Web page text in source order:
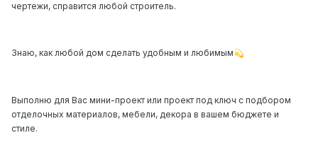
чертежи, справится любой строитель.
Знаю, как любой дом сделать удобным и любимым💫
Выполню для Вас мини-проект или проект под ключ с подбором
отделочных материалов, мебели, декора в вашем бюджете и
стиле.